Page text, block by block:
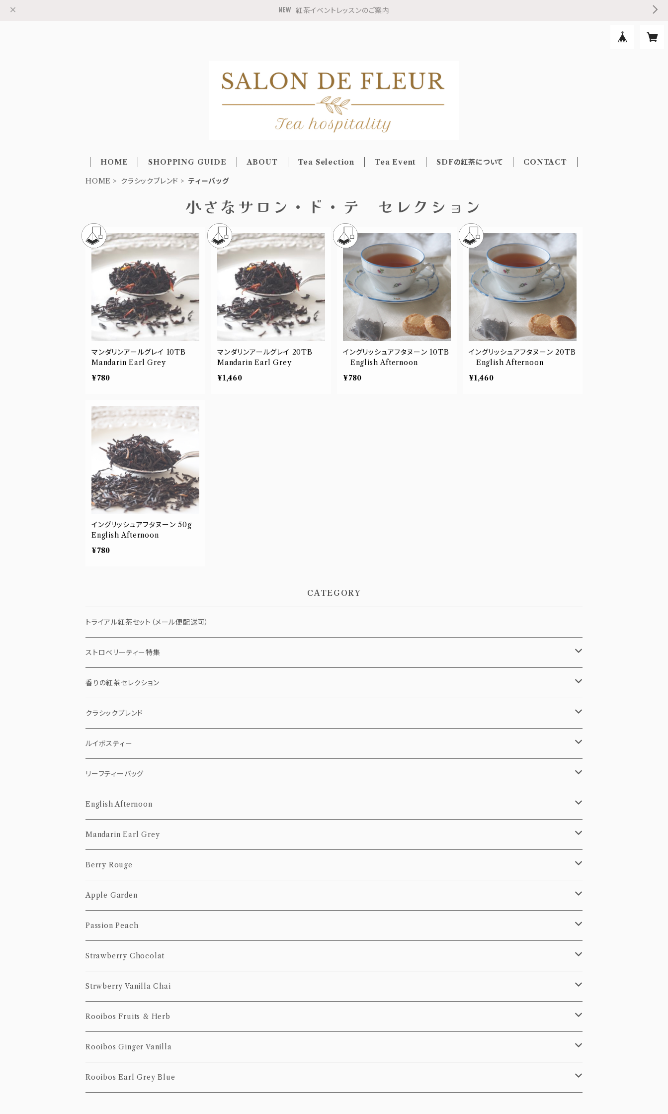
紅茶イベントレッスンのご案内
HOME SHOPPING GUIDE ABOUT Tea Selection Tea Event SDFの紅茶について CONTACT
HOME クラシックブレンド ティーバッグ
小さなサロン・ド・テ セレクション
マンダリンアールグレイ 10TB
Mandarin Earl Grey
¥780
マンダリンアールグレイ 20TB
Mandarin Earl Grey
¥1,460
イングリッシュアフタヌーン 10TB
English Afternoon
¥780
イングリッシュアフタヌーン 20TB
English Afternoon
¥1,460
イングリッシュアフタヌーン 50g
English Afternoon
¥780
CATEGORY
トライアル紅茶セット（メール便配送可）
ストロベリーティー特集
ストロベリーショコラ
ストロベリーバニラチャイ
ベリールージュ
香りの紅茶セレクション
ティーバッグ
5個pack
10個Pack
リーフティー（茶葉）
50g
100g
クラシックブレンド
ティーバッグ
5個pack
10個Pack
リーフティー（茶葉）
50g
100g
ルイボスティー
ティーバッグ
5個pack
10個Pack
茶葉
50g
100g
リーフティーバッグ
10個pack
20個pack
English Afternoon
ティーバッグ
10個Pack
20個Pack
茶葉
50g
100g
Mandarin Earl Grey
ティーバッグ
10個Pack
20個Pack
茶葉
50g
100g
Berry Rouge
ティーバッグ
10個Pack
20個Pack
茶葉
50g
100g
Apple Garden
ティーバッグ
10個Pack
20個Pack
茶葉
50g
100g
Passion Peach
ティーバッグ
10個pack
20個pack
Strawberry Chocolat
ティーバッグ
10個pack
20個pack
Strwberry Vanilla Chai
ティーバッグ
10個Pack
20個Pack
Rooibos Fruits & Herb
ティーバッグ
10個Pack
茶葉
Rooibos Ginger Vanilla
ティーバッグ
Rooibos Earl Grey Blue